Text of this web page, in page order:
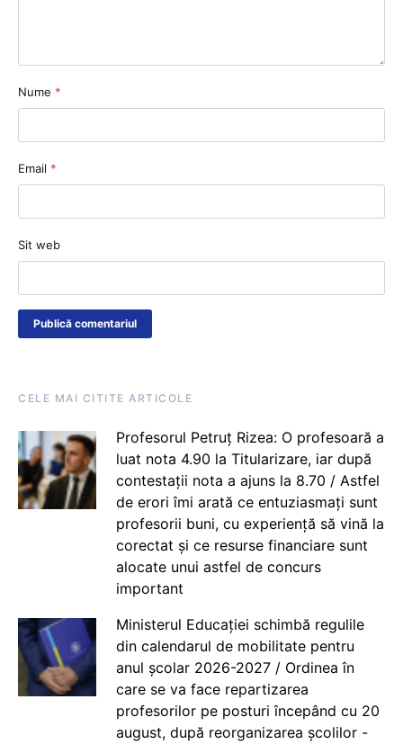
Nume *
Email *
Sit web
CELE MAI CITITE ARTICOLE
Profesorul Petruț Rizea: O profesoară a
luat nota 4.90 la Titularizare, iar după
contestații nota a ajuns la 8.70 / Astfel
de erori îmi arată ce entuziasmați sunt
profesorii buni, cu experiență să vină la
corectat și ce resurse financiare sunt
alocate unui astfel de concurs
important
Ministerul Educației schimbă regulile
din calendarul de mobilitate pentru
anul școlar 2026-2027 / Ordinea în
care se va face repartizarea
profesorilor pe posturi începând cu 20
august, după reorganizarea școlilor -